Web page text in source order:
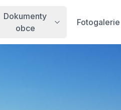
Dokumenty
obce
Fotogalerie